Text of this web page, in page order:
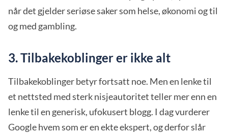
når det gjelder seriøse saker som helse, økonomi og til
og med gambling.
3. Tilbakekoblinger er ikke alt
Tilbakekoblinger betyr fortsatt noe. Men en lenke til
et nettsted med sterk nisjeautoritet teller mer enn en
lenke til en generisk, ufokusert blogg. I dag vurderer
Google hvem som er en ekte ekspert, og derfor slår